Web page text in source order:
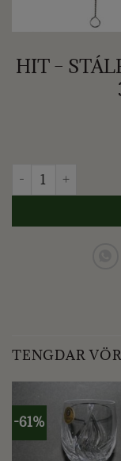
HIT –
HIT - STÁLRÖR
TENGDAR
-61%